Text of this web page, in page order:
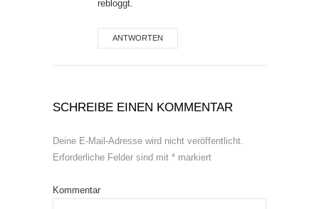
rebloggt.
ANTWORTEN
SCHREIBE EINEN KOMMENTAR
Deine E-Mail-Adresse wird nicht veröffentlicht.
Erforderliche Felder sind mit * markiert
Kommentar